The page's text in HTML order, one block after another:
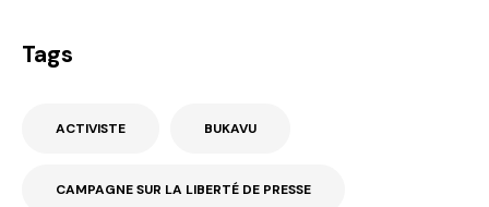
Tags
ACTIVISTE BUKAVU
CAMPAGNE SUR LA LIBERTÉ DE PRESSE